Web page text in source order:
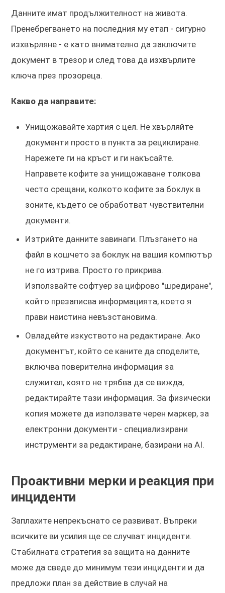
Данните имат продължителност на живота.
Пренебрегването на последния му етап - сигурно
изхвърляне - е като внимателно да заключите
документ в трезор и след това да изхвърлите
ключа през прозореца.
Какво да направите:
Унищожавайте хартия с цел. Не хвърляйте
документи просто в пункта за рециклиране.
Нарежете ги на кръст и ги накъсайте.
Направете кофите за унищожаване толкова
често срещани, колкото кофите за боклук в
зоните, където се обработват чувствителни
документи.
Изтрийте данните завинаги. Плъзгането на
файл в кошчето за боклук на вашия компютър
не го изтрива. Просто го прикрива.
Използвайте софтуер за цифрово "шредиране",
който презаписва информацията, което я
прави наистина невъзстановима.
Овладейте изкуството на редактиране. Ако
документът, който се каните да споделите,
включва поверителна информация за
служител, която не трябва да се вижда,
редактирайте тази информация. За физически
копия можете да използвате черен маркер, за
електронни документи - специализирани
инструменти за редактиране, базирани на AI.
Проактивни мерки и реакция при
инциденти
Заплахите непрекъснато се развиват. Въпреки
всичките ви усилия ще се случват инциденти.
Стабилната стратегия за защита на данните
може да сведе до минимум тези инциденти и да
предложи план за действие в случай на